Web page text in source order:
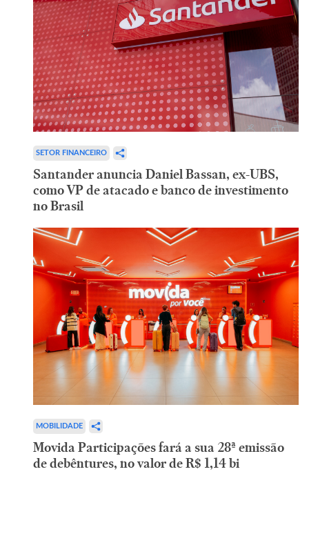
SETOR FINANCEIRO
Santander anuncia Daniel Bassan, ex-UBS,
como VP de atacado e banco de investimento
no Brasil
MOBILIDADE
Movida Participações fará a sua 28ª emissão
de debêntures, no valor de R$ 1,14 bi